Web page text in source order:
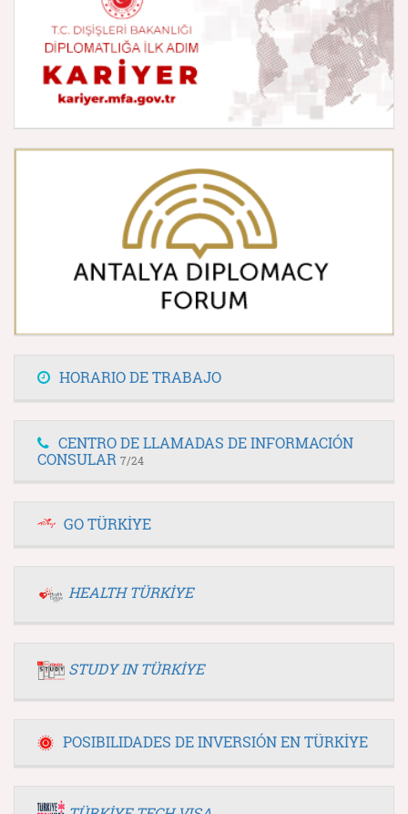
HORARIO DE TRABAJO
CENTRO DE LLAMADAS DE INFORMACIÓN
CONSULAR 7/24
GO TÜRKİYE
HEALTH TÜRKİYE
STUDY IN TÜRKİYE
POSIBILIDADES DE INVERSIÓN EN TÜRKİYE